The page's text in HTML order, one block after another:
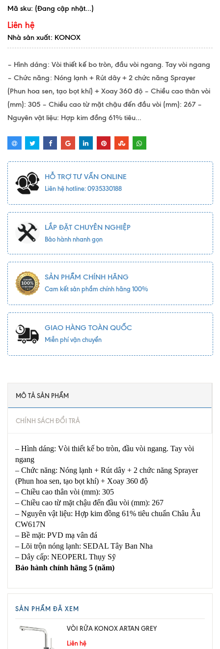
Mã sku: (Đang cập nhật...)
Liên hệ
Nhà sản xuất: KONOX
– Hình dáng: Vòi thiết kế bo tròn, đầu vòi ngang. Tay vòi ngang
– Chức năng: Nóng lạnh + Rút dây + 2 chức năng Sprayer
(Phun hoa sen, tạo bọt khí) + Xoay 360 độ – Chiều cao thân vòi
(mm): 305 – Chiều cao từ mặt chậu đến đầu vòi (mm): 267 –
Nguyên vật liệu: Hợp kim đồng 61% tiêu...
HỖ TRỢ TƯ VẤN ONLINE
Liên hệ hotline: 0935330188
LẮP ĐẶT CHUYÊN NGHIỆP
Bảo hành nhanh gọn
SẢN PHẨM CHÍNH HÃNG
Cam kết sản phẩm chính hãng 100%
GIAO HÀNG TOÀN QUỐC
Miễn phí vận chuyển
MÔ TẢ SẢN PHẨM
CHÍNH SÁCH ĐỔI TRẢ
– Hình dáng: Vòi thiết kế bo tròn, đầu vòi ngang. Tay vòi
ngang
– Chức năng: Nóng lạnh + Rút dây + 2 chức năng Sprayer
(Phun hoa sen, tạo bọt khí) + Xoay 360 độ
– Chiều cao thân vòi (mm): 305
– Chiều cao từ mặt chậu đến đầu vòi (mm): 267
– Nguyên vật liệu: Hợp kim đồng 61% tiêu chuẩn Châu Âu
CW617N
– Bề mặt: PVD mạ vân đá
– Lõi trộn nóng lạnh: SEDAL Tây Ban Nha
– Dây cấp: NEOPERL Thụy Sỹ
Bảo hành chính hãng 5 (năm)
SẢN PHẨM ĐÃ XEM
VÒI RỬA KONOX ARTAN GREY
Liên hệ